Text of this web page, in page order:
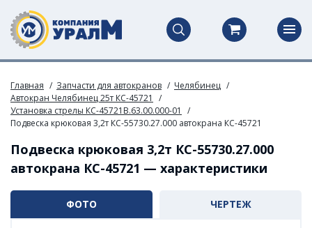
Главная Запчасти для автокранов
Челябинец
Автокран Челябинец 25т КС-45721
Установка стрелы КС-45721В.63.00.000-01
Подвеска крюковая 3,2т КС-55730.27.000 автокрана КС-45721
Подвеска крюковая 3,2т КС-55730.27.000
автокрана КС-45721 — характеристики
ФОТО ЧЕРТЕЖ